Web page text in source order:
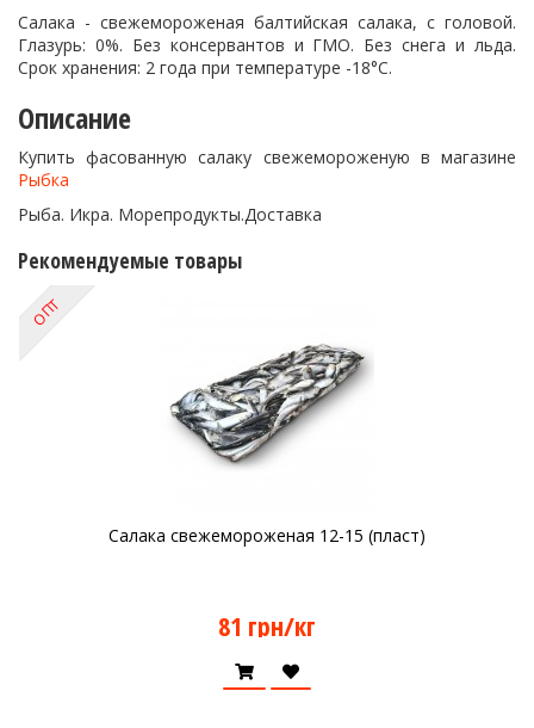
Салака - свежемороженая балтийская салака, с головой.
Глазурь: 0%. Без консервантов и ГМО. Без снега и льда.
Срок хранения: 2 года при температуре -18°C.
Описание
Купить фасованную салаку свежемороженую в магазине
Рыбка
Рыба. Икра. Морепродукты.Доставка
Рекомендуемые товары
ОПТ
Салака свежемороженая 12-15 (пласт)
81 грн/кг